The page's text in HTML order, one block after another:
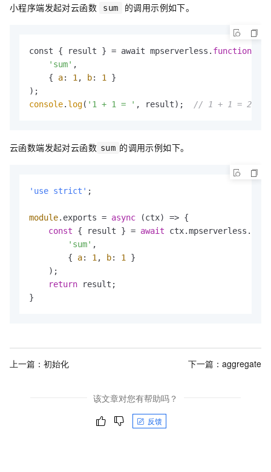
小程序端发起对云函数 sum 的调用示例如下。
const { result } = await mpserverless. function
'sum' ,
    {
a: 1 , b: 1
}
console. log( '1 + 1 = ' , result); // 1 + 1 = 2
云函数端发起对云函数 sum 的调用示例如下。
'use strict' ;
module. exports = async (ctx) => {
const { result } = await ctx.mpserverless .
'sum' ,
        {
a: 1 , b: 1
}
    );
return result;
}
上一篇： 初始化 下一篇： aggregate
该文章对您有帮助吗？
反馈